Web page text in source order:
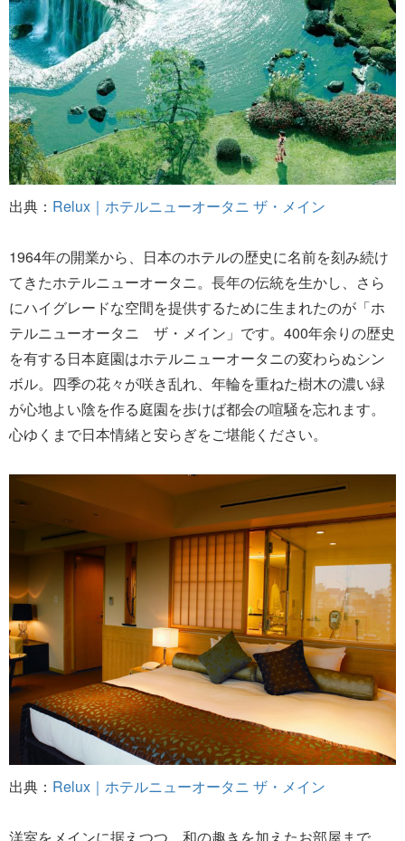
出典： Relux｜ホテルニューオータニ ザ・メイン
1964年の開業から、日本のホテルの歴史に名前を刻み続け
てきたホテルニューオータニ。長年の伝統を生かし、さら
にハイグレードな空間を提供するために生まれたのが「ホ
テルニューオータニ ザ・メイン」です。400年余りの歴史
を有する日本庭園はホテルニューオータニの変わらぬシン
ボル。四季の花々が咲き乱れ、年輪を重ねた樹木の濃い緑
が心地よい陰を作る庭園を歩けば都会の喧騒を忘れます。
心ゆくまで日本情緒と安らぎをご堪能ください。
出典： Relux｜ホテルニューオータニ ザ・メイン
洋室をメインに据えつつ、和の趣きを加えたお部屋まで。